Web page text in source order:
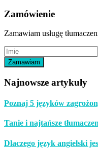
Footer
Zamówienie
Zamawiam usługę
Najnowsze artykuły
Poznaj 5 języków
Tanie i najtańsze
Dlaczego język angielski